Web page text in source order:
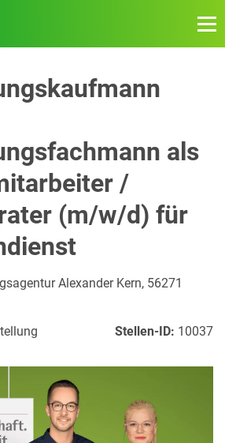
als
/
(m/w/d) für
Alexander Kern, 56271
Stellen-ID: 10037